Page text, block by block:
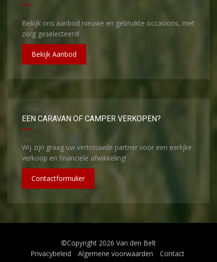
Bekijk ons aanbod nieuwe en gebruikte occasions, met
zorg geselecteerd!
Bekijk Aanbod
EEN CARAVAN OF CAMPER VERKOPEN?
Wij zijn graag uw vertrouwde partner voor een eerlijke
verkoop en financiële afwikkeling!
Contactformulier
©Copyright 2026 Van den Belt
Privacybeleid
Algemene voorwaarden Contact